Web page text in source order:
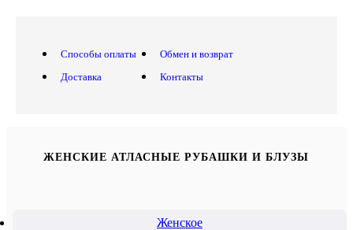
Способы оплаты
Доставка
Обмен и возврат
Контакты
ЖЕНСКИЕ АТЛАСНЫЕ РУБАШКИ И БЛУЗЫ
Женское